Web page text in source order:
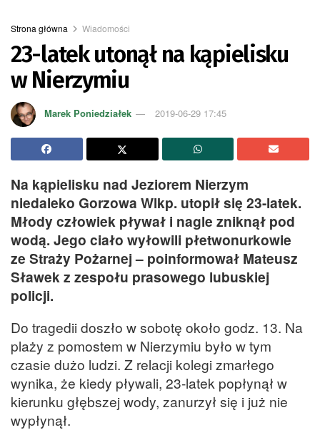
Strona główna Wiadomości
23-latek utonął na kąpielisku
w Nierzymiu
Marek Poniedziałek 2019-06-29 17:45
Na kąpielisku nad Jeziorem Nierzym
niedaleko Gorzowa Wlkp. utopił się 23-latek.
Młody człowiek pływał i nagle zniknął pod
wodą. Jego ciało wyłowili płetwonurkowie
ze Straży Pożarnej – poinformował Mateusz
Sławek z zespołu prasowego lubuskiej
policji.
Do tragedii doszło w sobotę około godz. 13. Na
plaży z pomostem w Nierzymiu było w tym
czasie dużo ludzi. Z relacji kolegi zmarłego
wynika, że kiedy pływali, 23-latek popłynął w
kierunku głębszej wody, zanurzył się i już nie
wypłynął.